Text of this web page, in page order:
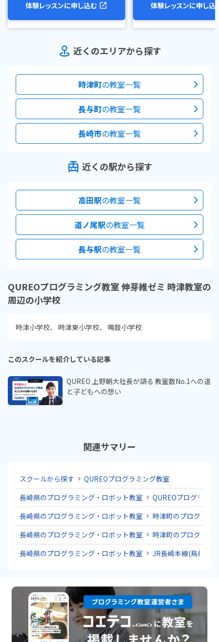
体験レッスンに申し込む 体験レッスンに申し込
近くのエリアから探す
時津町の教室一覧
長与町の教室一覧
長崎市の教室一覧
近くの駅から探す
高田駅の教室一覧
道ノ尾駅の教室一覧
長与駅の教室一覧
QUREOプログラミング教室 伸芽維ゼミ 時津教室の
周辺の小学校
時津小学校 時津東小学校 鳴鼓小学校
このスクールを紹介している記事
QUREO 上野朝大社長が語る 教室数No.1への道
と子どもへの想い
関連サマリー
スクールから探す
QUREOプログラミング教室
長崎県のプログラミング・ロボット教室
QUREOプログラミ
長崎県のプログラミング・ロボット教室
時津町のプログラミ
長崎県のプログラミング・ロボット教室
時津町のプログラミ
長崎県のプログラミング・ロボット教室
JR長崎本線(鳥栖～